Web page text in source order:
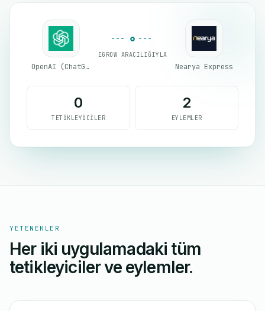
OpenAI (ChatGPT)
EGROW ARACILIĞIYLA
Nearya Express
0
TETIKLEYICILER
2
EYLEMLER
YETENEKLER
Her iki uygulamadaki tüm
tetikleyiciler ve eylemler.